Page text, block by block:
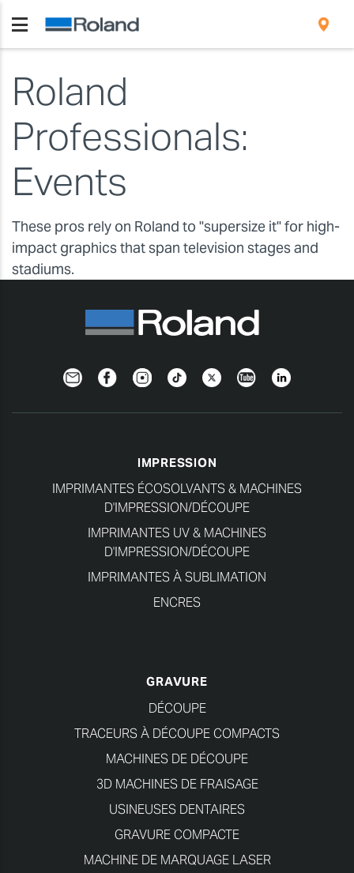
Roland
Professionals:
Events
These pros rely on Roland to "supersize it" for high-
impact graphics that span television stages and
stadiums.
NewsletterFacebookInstagramTikTokTwitterYouTubeLinkedin
IMPRESSION
IMPRIMANTES ÉCOSOLVANTS & MACHINES
D'IMPRESSION/DÉCOUPE
IMPRIMANTES UV & MACHINES
D'IMPRESSION/DÉCOUPE
IMPRIMANTES À SUBLIMATION
ENCRES
GRAVURE
DÉCOUPE
TRACEURS À DÉCOUPE COMPACTS
MACHINES DE DÉCOUPE
3D MACHINES DE FRAISAGE
USINEUSES DENTAIRES
GRAVURE COMPACTE
MACHINE DE MARQUAGE LASER